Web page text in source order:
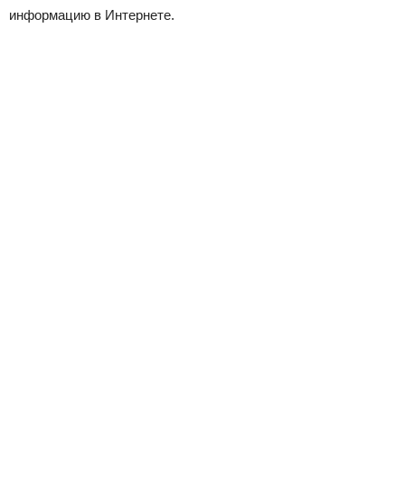
информацию в Интернете.